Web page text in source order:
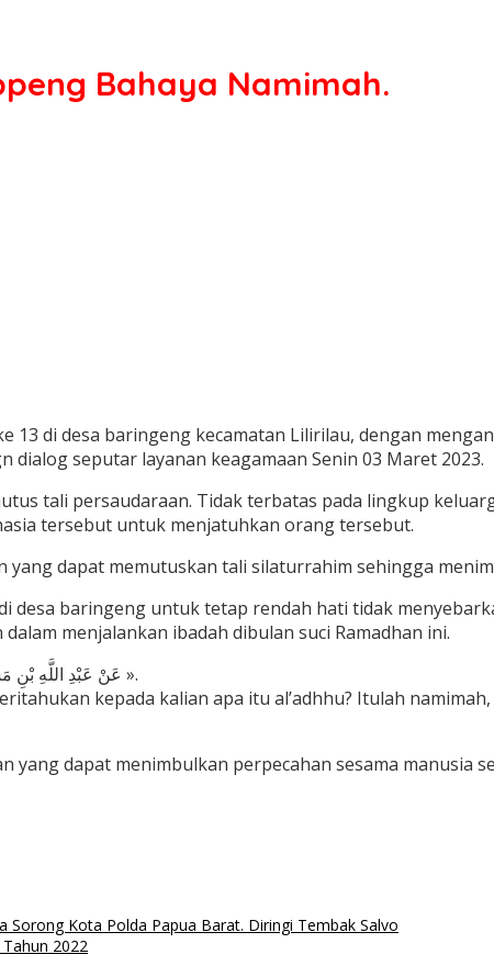
Bahaya Namimah.
13 di desa baringeng kecamatan Lilirilau, dengan
seputar layanan keagamaan Senin 03 Maret 2023.
tali persaudaraan. Tidak terbatas pada lingkup
tersebut untuk menjatuhkan orang tersebut.
dapat memutuskan tali silaturrahim sehingga
desa baringeng untuk tetap rendah hati tidak
menjalankan ibadah dibulan suci Ramadhan ini.
ﻋَﻦْ ﻋَﺒْﺪِ ﺍﻟﻠَّﻪِ ﺑْﻦِ ﻣَﺴْﻌُﻮﺩٍ ﻗَﺎﻝَ ﺇِﻥَّ ﻣُﺤَﻤَّﺪًﺍ – ﺻﻠﻰ ﺍﻟﻠﻪ ﻋﻠﻴﻪ ﻭﺳﻠﻢ – ﻗَﺎﻝَ ‏« ﺃَﻻَ ﺃُﻧَﺒِّﺌُﻜُﻢْ ﻣَﺎ ﺍﻟْﻌَﻀْﻪُ ﻫِﻰَ ﺍﻟﻨَّﻤِﻴﻤَﺔُ ﺍﻟْﻘَﺎﻟَﺔُ ﺑَﻴْﻦَ ﺍﻟﻨَّﺎﺱِ ».
kepada kalian apa itu al’adhhu? Itulah
dapat menimbulkan perpecahan sesama manusia
Sorong Kota Polda Papua Barat. Diringi Tembak Salvo
2022